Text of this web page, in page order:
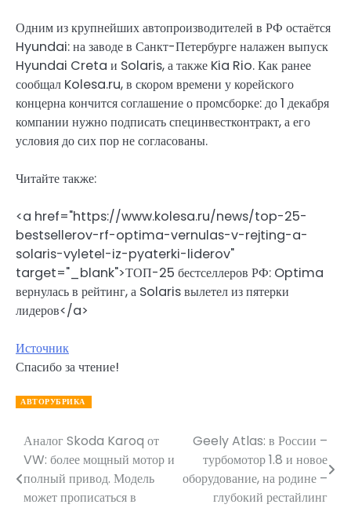
Одним из крупнейших автопроизводителей в РФ остаётся
Hyundai: на заводе в Санкт-Петербурге налажен выпуск
Hyundai Creta и Solaris, а также Kia Rio. Как ранее
сообщал Kolesa.ru, в скором времени у корейского
концерна кончится соглашение о промсборке: до 1 декабря
компании нужно подписать специнвестконтракт, а его
условия до сих пор не согласованы.
Читайте также:
<a href="https://www.kolesa.ru/news/top-25-
bestsellerov-rf-optima-vernulas-v-rejting-a-
solaris-vyletel-iz-pyaterki-liderov"
target="_blank">ТОП-25 бестселлеров РФ: Optima
вернулась в рейтинг, а Solaris вылетел из пятерки
лидеров</a>
Источник
Спасибо за чтение!
АВТОРУБРИКА
Навигация
по
записям
Аналог Skoda Karoq от
VW: более мощный мотор и
полный привод. Модель
может прописаться в
Geely Atlas: в России –
турбомотор 1.8 и новое
оборудование, на родине –
глубокий рестайлинг